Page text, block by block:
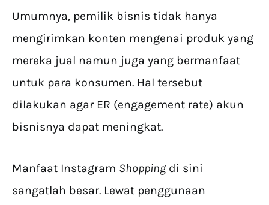
Umumnya, pemilik bisnis tidak hanya
mengirimkan konten mengenai produk yang
mereka jual namun juga yang bermanfaat
untuk para konsumen. Hal tersebut
dilakukan agar ER (engagement rate) akun
bisnisnya dapat meningkat.
Manfaat Instagram Shoppingdi sini
sangatlah besar. Lewat penggunaan